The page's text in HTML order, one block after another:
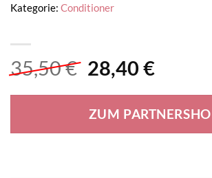
35,50€ Ursprünglicher
war:
35,50 €
28,40 €
ist:
28,40
ZUM
Kategorie: Conditioner